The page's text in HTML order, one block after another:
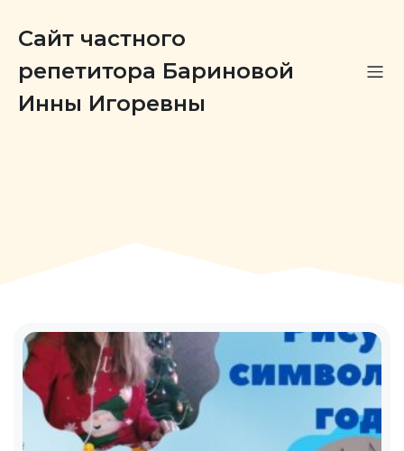
Сайт частного
репетитора Бариновой
Инны Игоревны